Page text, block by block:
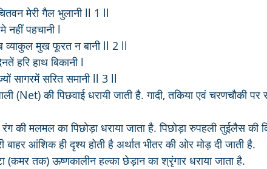
मेरी गैल भुलानी ll 1 ll
नहीं पहचानी l
व्याकुल मुख फूरत न बानी ll 2 ll
हरि हाथ बिकानी l
सागरमें सरित समानी ll 3 ll
(Net) की पिछवाई धरायी जाती है. गादी, तकिया एवं चरणचौकी
की मलमल का पिछोड़ा धराया जाता है. पिछोड़ा रुपहली तुईलैस की
बाहर आंशिक ही दृश्य होती है अर्थात भीतर की ओर मोड़ दी जाती है.
(कमर तक) ऊष्णकालीन हल्का छेड़ान का श्रृंगार धराया जाता है.